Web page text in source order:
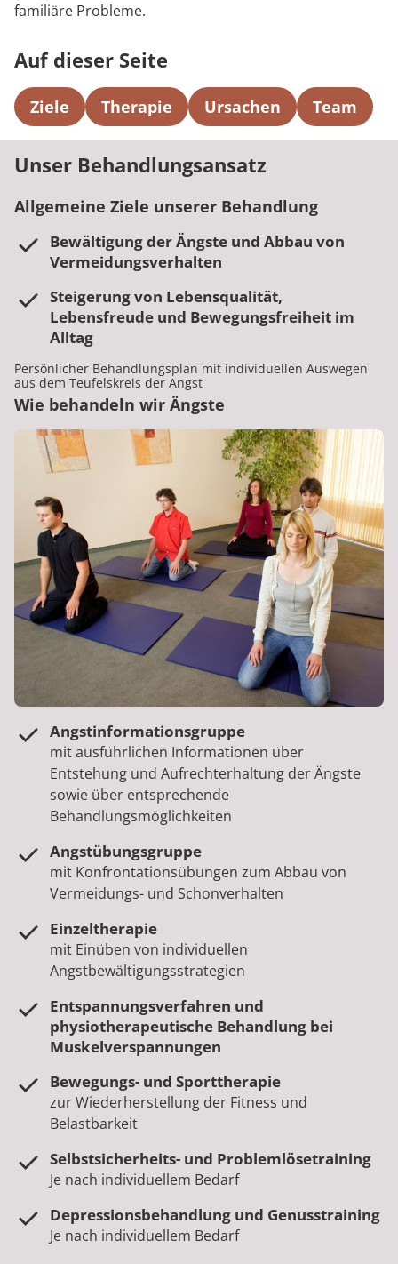
familiäre Probleme.
Auf dieser Seite
Ziele Therapie Ursachen Team
Unser Behandlungsansatz
Allgemeine Ziele unserer Behandlung
Bewältigung der Ängste und Abbau von
Vermeidungsverhalten
Steigerung von Lebensqualität,
Lebensfreude und Bewegungsfreiheit im
Alltag
Persönlicher Behandlungsplan mit individuellen Auswegen
aus dem Teufelskreis der Angst
Wie behandeln wir Ängste
Angstinformationsgruppe
mit ausführlichen Informationen über
Entstehung und Aufrechterhaltung der Ängste
sowie über entsprechende
Behandlungsmöglichkeiten
Angstübungsgruppe
mit Konfrontationsübungen zum Abbau von
Vermeidungs- und Schonverhalten
Einzeltherapie
mit Einüben von individuellen
Angstbewältigungsstrategien
Entspannungsverfahren und
physiotherapeutische Behandlung bei
Muskelverspannungen
Bewegungs- und Sporttherapie
zur Wiederherstellung der Fitness und
Belastbarkeit
Selbstsicherheits- und Problemlösetraining
Je nach individuellem Bedarf
Depressionsbehandlung und Genusstraining
Je nach individuellem Bedarf